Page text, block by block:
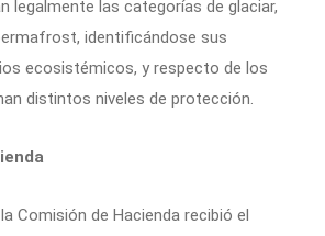
legalmente las categorías de glaciar,
identificándose sus
ecosistémicos, y respecto de los
distintos niveles de protección.
Comisión de Hacienda recibió el